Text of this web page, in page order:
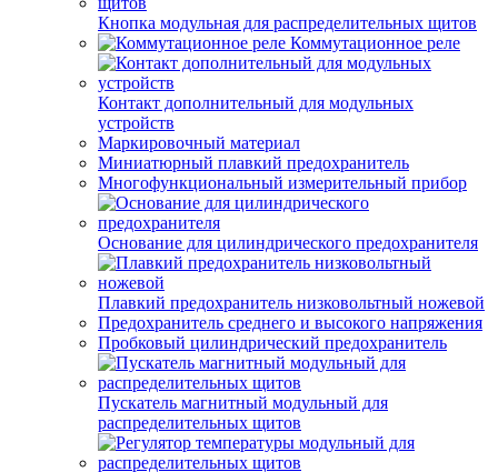
Кнопка модульная для распределительных щитов
Коммутационное реле
Контакт дополнительный для модульных
устройств
Маркировочный материал
Миниатюрный плавкий предохранитель
Многофункциональный измерительный прибор
Основание для цилиндрического предохранителя
Плавкий предохранитель низковольтный ножевой
Предохранитель среднего и высокого напряжения
Пробковый цилиндрический предохранитель
Пускатель магнитный модульный для
распределительных щитов